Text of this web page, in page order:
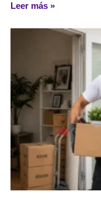
Leer más »